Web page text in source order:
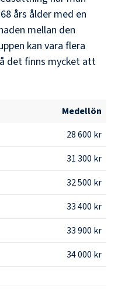
års ålder med en
mellan den
kan vara flera
det finns mycket att
Medellön
28 600 kr
31 300 kr
32 500 kr
33 400 kr
33 900 kr
34 000 kr